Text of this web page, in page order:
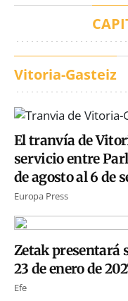
Vitoria-Gasteiz
El tranvía de
servicio entre
de agosto al 6 de
Europa Press
Zetak presentará
23 de enero de
Efe